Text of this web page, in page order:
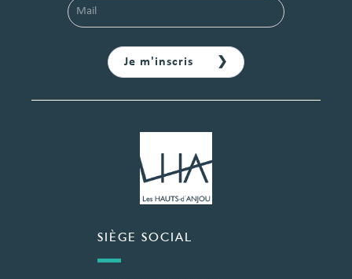
SIÈGE SOCIAL